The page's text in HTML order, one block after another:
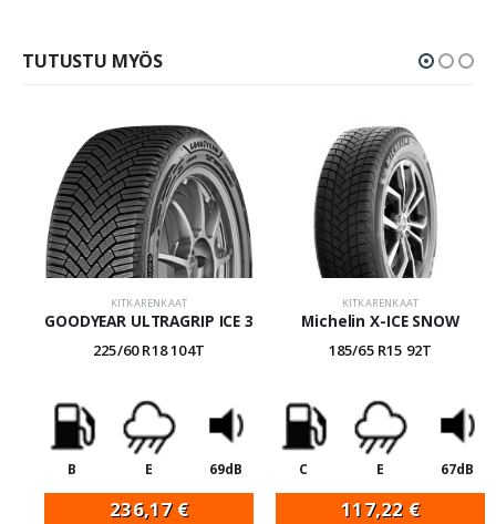
TUTUSTU MYÖS
KITKARENKAAT
GOODYEAR ULTRAGRIP ICE 3
225/60 R18 104T
B E 69dB
236,17 €
KITKARENKAAT
Michelin X-ICE SNOW
185/65 R15 92T
C E 67dB
117,22 €